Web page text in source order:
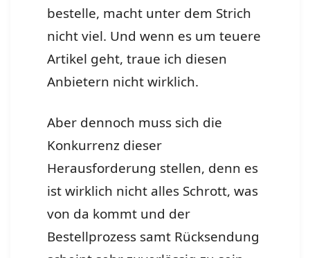
bestelle, macht unter dem Strich
nicht viel. Und wenn es um teuere
Artikel geht, traue ich diesen
Anbietern nicht wirklich.
Aber dennoch muss sich die
Konkurrenz dieser
Herausforderung stellen, denn es
ist wirklich nicht alles Schrott, was
von da kommt und der
Bestellprozess samt Rücksendung